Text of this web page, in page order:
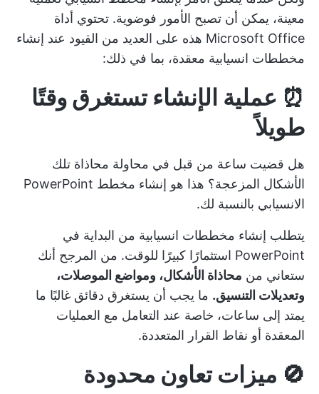
معينة، يمكن أن تصبح الأمور فوضوية. تحتوي أداة
Microsoft Office هذه على العديد من القيود عند إنشاء
مخططات انسيابية معقدة، بما في ذلك:
⏰ عملية الإنشاء تستغرق وقتًا
طويلاً
هل قضيت ساعة من قبل في محاولة محاذاة تلك
الأشكال المزعجة؟ هذا هو إنشاء مخطط PowerPoint
الانسيابي بالنسبة لك.
يتطلب إنشاء مخططات انسيابية من البداية في
PowerPoint استثمارًا كبيرًا للوقت. من المرجح أنك
ستعاني من محاذاة الأشكال، ومواضع الموصلات،
وتعديلات التنسيق. ما يجب أن يستغرق دقائق غالبًا ما
يمتد إلى ساعات، خاصة عند التعامل مع العمليات
المعقدة أو نقاط القرار المتعددة.
🚫 ميزات تعاون محدودة